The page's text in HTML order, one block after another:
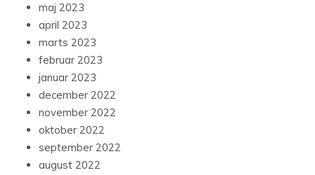
maj 2023
april 2023
marts 2023
februar 2023
januar 2023
december 2022
november 2022
oktober 2022
september 2022
august 2022